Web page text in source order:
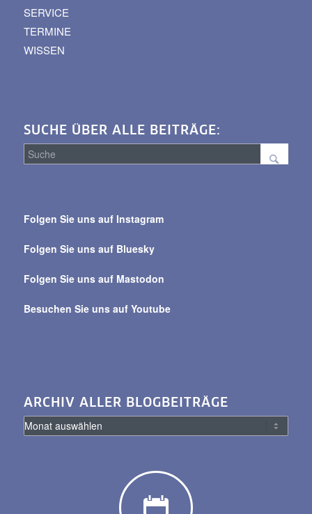
SERVICE
TERMINE
WISSEN
SUCHE ÜBER ALLE BEITRÄGE:
alle
Folgen Sie uns auf Instagram
Folgen Sie uns auf Bluesky
Folgen Sie uns auf Mastodon
Besuchen Sie uns auf Youtube
ARCHIV ALLER BLOGBEITRÄGE